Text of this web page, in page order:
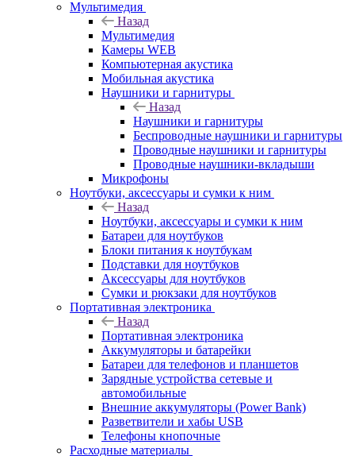
Мультимедия
Назад
Мультимедия
Камеры WEB
Компьютерная акустика
Мобильная акустика
Наушники и гарнитуры
Назад
Наушники и гарнитуры
Беспроводные наушники и гарнитуры
Проводные наушники и гарнитуры
Проводные наушники-вкладыши
Микрофоны
Ноутбуки, аксессуары и сумки к ним
Назад
Ноутбуки, аксессуары и сумки к ним
Батареи для ноутбуков
Блоки питания к ноутбукам
Подставки для ноутбуков
Аксессуары для ноутбуков
Сумки и рюкзаки для ноутбуков
Портативная электроника
Назад
Портативная электроника
Аккумуляторы и батарейки
Батареи для телефонов и планшетов
Зарядные устройства сетевые и
автомобильные
Внешние аккумуляторы (Power Bank)
Разветвители и хабы USB
Телефоны кнопочные
Расходные материалы